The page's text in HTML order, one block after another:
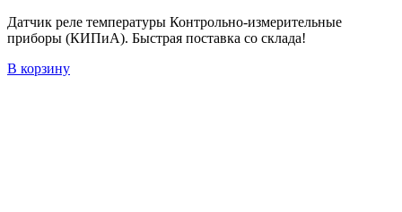
Датчик реле температуры Контрольно-измерительные
приборы (КИПиА). Быстрая поставка со склада!
В корзину